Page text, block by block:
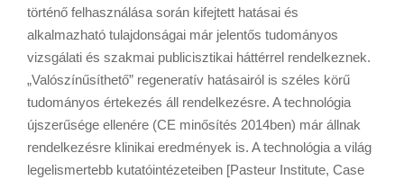
történő felhasználása során kifejtett hatásai és
alkalmazható tulajdonságai már jelentős tudományos
vizsgálati és szakmai publicisztikai háttérrel rendelkeznek.
„Valószínűsíthető” regeneratív hatásairól is széles körű
tudományos értekezés áll rendelkezésre. A technológia
újszerűsége ellenére (CE minősítés 2014­ben) már állnak
rendelkezésre klinikai eredmények is. A technológia a világ
legelismertebb kutatóintézeteiben [Pasteur Institute, Case